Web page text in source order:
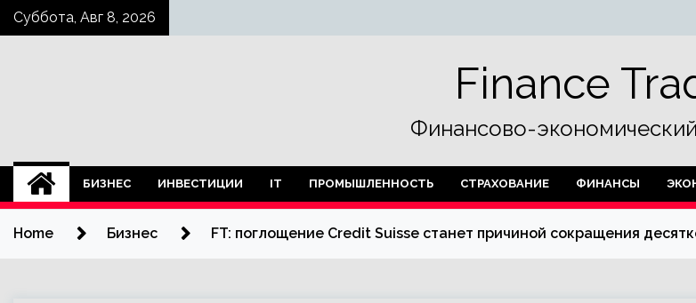
SkipСуббота, Авг 8, 2026
Finance
Финансово-
БИЗНЕС ИНВЕСТИЦИИ IT ПРОМЫШЛЕННОСТЬ СТРАХОВАНИЕ ФИНАНСЫ
Home Бизнес FT: поглощение Credit Suisse станет причиной сокращения